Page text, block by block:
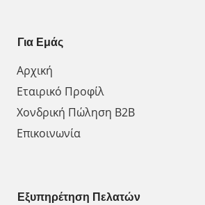
Για Εμάς
Αρχική
Εταιρικό Προφίλ
Χονδρική Πώληση Β2Β
Επικοινωνία
Εξυπηρέτηση Πελατών